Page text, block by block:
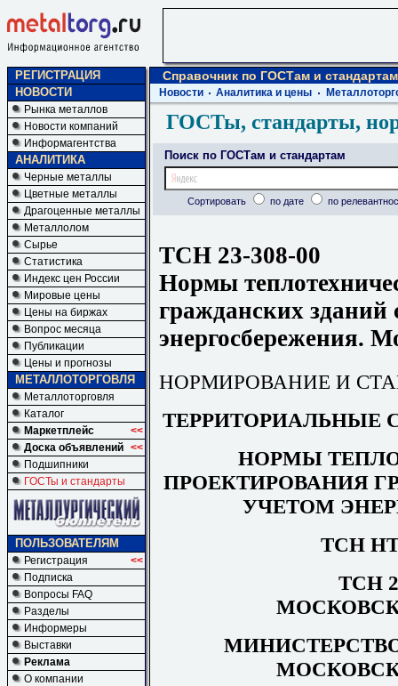
РЕГИСТРАЦИЯ
НОВОСТИ
Рынка металлов
Новости компаний
Информагентства
АНАЛИТИКА
Черные металлы
Цветные металлы
Драгоценные металлы
Металлолом
Сырье
Статистика
Индекс цен России
Мировые цены
Цены на биржах
Вопрос месяца
Публикации
Цены и прогнозы
МЕТАЛЛОТОРГОВЛЯ
Металлоторговля
Каталог
Маркетплейс
<<
Доска объявлений <<
Подшипники
ГОСТы и стандарты
ПОЛЬЗОВАТЕЛЯМ
Регистрация
<<
Подписка
Вопросы FAQ
Разделы
Информеры
Выставки
Реклама
О компании
Справочник по ГОСТам и стандартам
Новости Аналитика и цены
ГОСТы, стандарты,
Поиск по ГОСТам и стандартам
Сортировать по дате по
ТСН 23-308-00
Нормы
гражданских зданий
энергосбережения.
НОРМИРОВАНИЕ И
ТЕРРИТОРИАЛЬНЫЕ
НОРМЫ
ПРОЕКТИРОВАНИЯ
УЧЕТОМ
ТСН
ТСН